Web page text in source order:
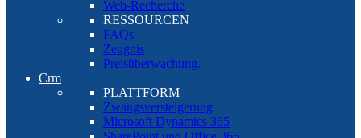
Web-Recherche
RESSOURCEN
FAQs
Zeugnis
Preisüberwachung.
Crm
PLATTFORM
Zwangsversteigerung
Microsoft Dynamics 365